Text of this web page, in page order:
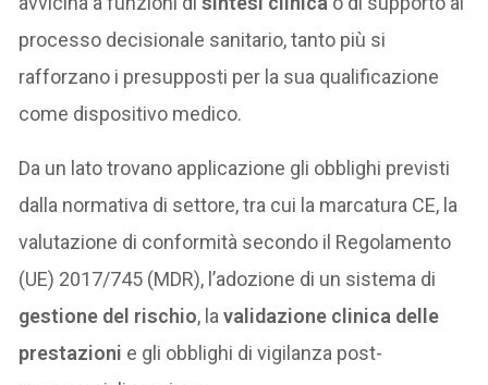
processo decisionale sanitario, tanto più si
rafforzano i presupposti per la sua qualificazione
come dispositivo medico.
Da un lato trovano applicazione gli obblighi previsti
dalla normativa di settore, tra cui la marcatura CE, la
valutazione di conformità secondo il Regolamento
(UE) 2017/745 (MDR), l’adozione di un sistema di
gestione del rischio, lavalidazione clinica delle
prestazioni e gli obblighi di vigilanza post-